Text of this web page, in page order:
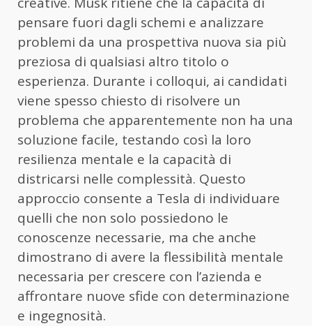
pensare fuori dagli schemi e analizzare
problemi da una prospettiva nuova sia più
preziosa di qualsiasi altro titolo o
esperienza. Durante i colloqui, ai candidati
viene spesso chiesto di risolvere un
problema che apparentemente non ha una
soluzione facile, testando così la loro
resilienza mentale e la capacità di
districarsi nelle complessità. Questo
approccio consente a Tesla di individuare
quelli che non solo possiedono le
conoscenze necessarie, ma che anche
dimostrano di avere la flessibilità mentale
necessaria per crescere con l’azienda e
affrontare nuove sfide con determinazione
e ingegnosità.